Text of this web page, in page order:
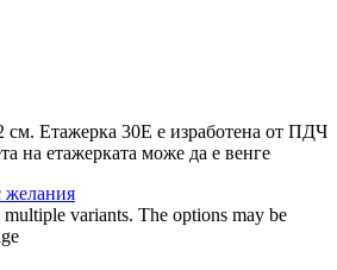
см. Етажерка 30Е е изработена от ПДЧ
на етажерката може да е венге
желания
variants. The options may be